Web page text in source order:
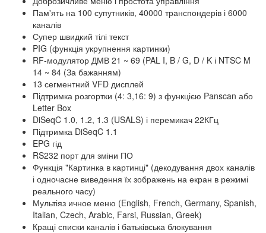
Пам'ять на 100 супутників, 40000 транспондерів і 6000
каналів
Супер швидкий тілі текст
PIG (функція укрупнення картинки)
RF-модулятор ДМВ 21 ~ 69 (PAL I, B / G, D / K і NTSC M
14 ~ 84 (За бажанням)
13 сегментний VFD дисплей
Підтримка розгортки (4: 3,16: 9) з функцією Panscan або
Letter Box
DiSeqC 1.0, 1.2, 1.3 (USALS) і перемикач 22КГц
Підтримка DiSeqC 1.1
EPG гід
RS232 порт для зміни ПО
Функція "Картинка в картинці" (декодування двох каналів
і одночасне виведення їх зображень на екран в режимі
реального часу)
Мультіяз ичное меню (English, French, Germany, Spanish,
Italian, Czech, Arabic, Farsi, Russian, Greek)
Кращі списки каналів і батьківська блокування